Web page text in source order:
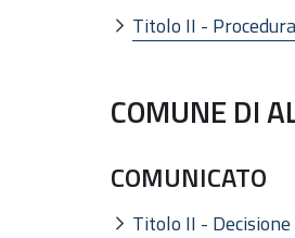
Titolo II -
COMUNE DI
COMUNICATO
Titolo II -